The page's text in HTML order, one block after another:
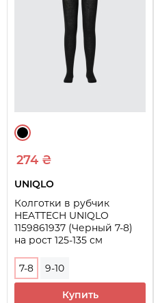
274 ₴
UNIQLO
Колготки в рубчик
HEATTECH UNIQLO
1159861937 (Черный 7-8)
на рост 125-135 см
7-8 9-10
Купить